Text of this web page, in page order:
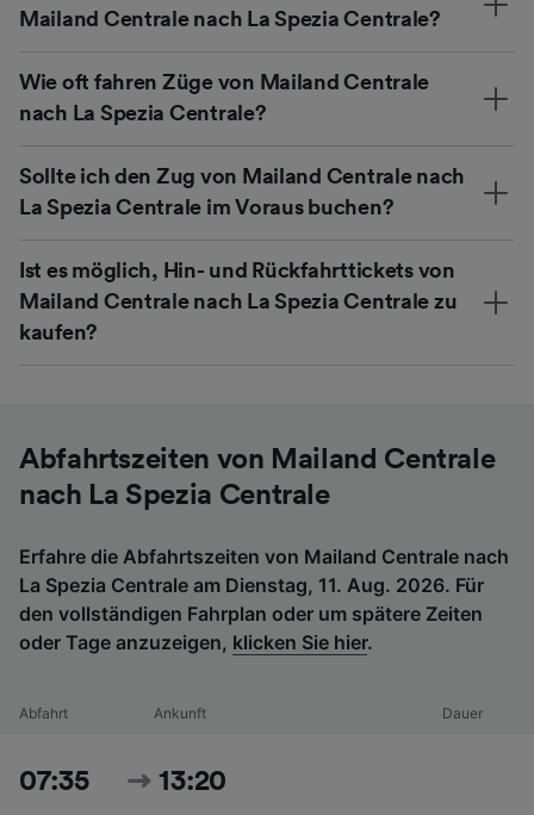
Mailand Centrale nach La Spezia Centrale?
Wie oft fahren Züge von Mailand Centrale
nach La Spezia Centrale?
Sollte ich den Zug von Mailand Centrale nach
La Spezia Centrale im Voraus buchen?
Ist es möglich, Hin- und Rückfahrttickets von
Mailand Centrale nach La Spezia Centrale zu
kaufen?
Abfahrtszeiten von Mailand Centrale
nach La Spezia Centrale
Erfahre die Abfahrtszeiten von Mailand Centrale nach
La Spezia Centrale am Dienstag, 11. Aug. 2026. Für
den vollständigen Fahrplan oder um spätere Zeiten
oder Tage anzuzeigen, klicken Sie hier.
Abfahrt Ankunft Dauer
07:35 13:20